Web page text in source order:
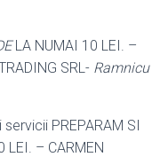
LA NUMAI 10 LEI. –
SRL- Ramnicu
PREPARAM SI
LEI. – CARMEN